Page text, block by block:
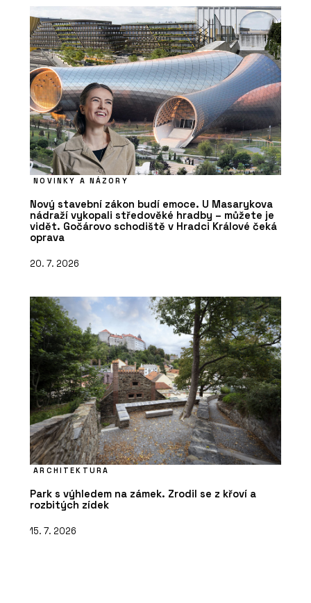
NOVINKY A NÁZORY
Nový stavební zákon budí emoce. U Masarykova
nádraží vykopali středověké hradby – můžete je
vidět. Gočárovo schodiště v Hradci Králové čeká
oprava
20. 7. 2026
ARCHITEKTURA
Park s výhledem na zámek. Zrodil se z křoví a
rozbitých zídek
15. 7. 2026